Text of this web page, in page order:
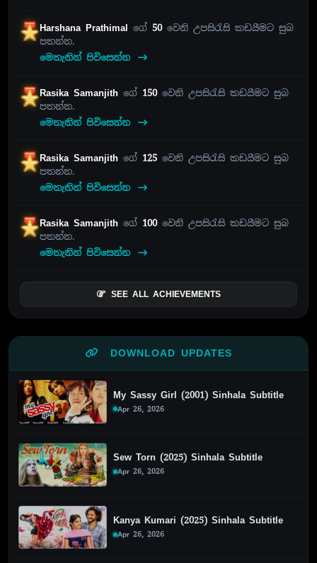
Harshana Prathimal ගේ 50වෙනි උපසිරැසි කඩයීමට සුබ
පතන්න.
මෙතැනින් පිවිසෙන්න
Rasika Samanjithගේ 150වෙනි උපසිරැසි කඩයීමට සුබ
පතන්න.
මෙතැනින් පිවිසෙන්න
Rasika Samanjithගේ 125 වෙනි උපසිරැසි කඩයීමට සුබ
පතන්න.
මෙතැනින් පිවිසෙන්න
Rasika Samanjithගේ 100වෙනි උපසිරැසි කඩයීමට සුබ
පතන්න.
මෙතැනින් පිවිසෙන්න
SEE ALL ACHIEVEMENTS
DOWNLOAD UPDATES
My Sassy Girl (2001) Sinhala Subtitle
Apr 26, 2026
Sew Torn (2025) Sinhala Subtitle
Apr 26, 2026
Kanya Kumari (2025) Sinhala Subtitle
Apr 26, 2026